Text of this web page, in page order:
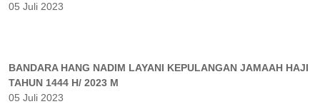
05 Juli 2023
BANDARA HANG NADIM LAYANI KEPULANGAN JAMAAH HAJI
TAHUN 1444 H/ 2023 M
05 Juli 2023